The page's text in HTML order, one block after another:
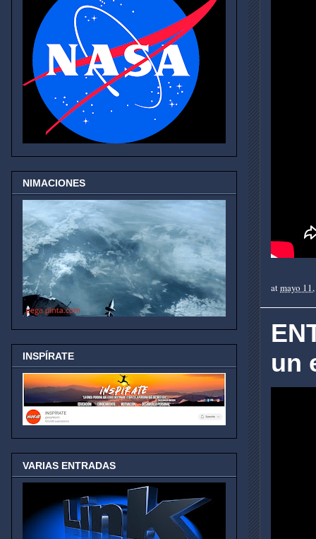
atmayo
un
NIMACIONES
INSPÍRATE
VARIAS ENTRADAS